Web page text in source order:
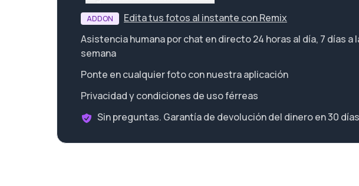
ADDON
Edita tus fotos al instante con Remix
Asistencia humana por chat en directo 24 horas al día, 7 días a
semana
Ponte en cualquier foto con nuestra aplicación
Privacidad y condiciones de uso férreas
Sin preguntas. Garantía de devolución del dinero en 30